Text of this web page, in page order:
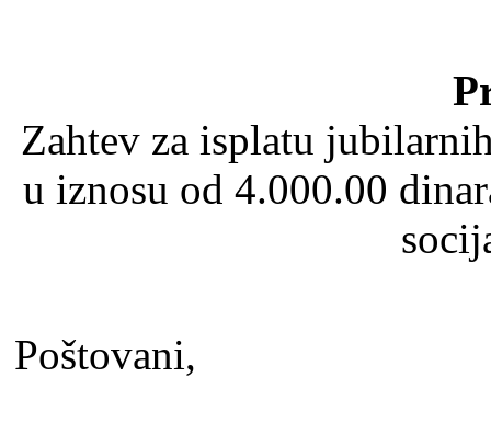
Zahtev za isplatu
u iznosu od 4.000.00
Poštovani,